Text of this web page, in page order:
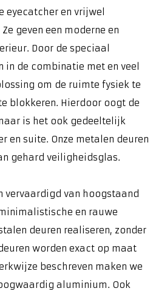
eyecatcher en vrijwel
geven een moderne en
Door de speciaal
de combinatie met en veel
om de ruimte fysiek te
blokkeren. Hierdoor oogt de
is het ook gedeeltelijk
en suite. Onze metalen deuren
gehard veiligheidsglas.
vervaardigd van hoogstaand
en rauwe
deuren realiseren, zonder
worden exact op maat
beschreven maken we
aluminium. Ook